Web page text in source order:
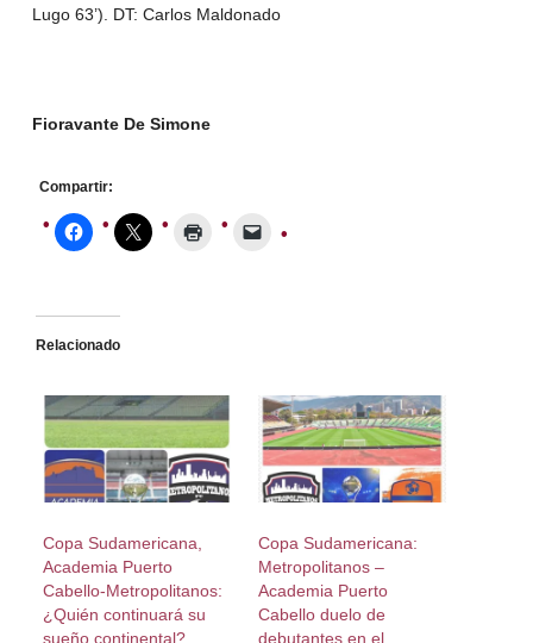
Lugo 63’). DT: Carlos Maldonado
Fioravante De Simone
Compartir:
Relacionado
Copa Sudamericana,
Academia Puerto
Cabello-Metropolitanos:
¿Quién continuará su
sueño continental?
Copa Sudamericana:
Metropolitanos –
Academia Puerto
Cabello duelo de
debutantes en el